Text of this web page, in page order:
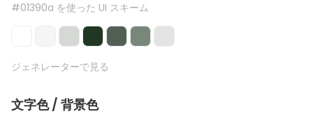
#01390a を使った UI スキーム
ジェネレーターで見る
文字色 / 背景色